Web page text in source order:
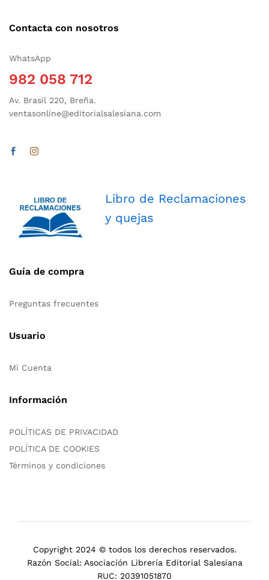
Contacta con nosotros
WhatsApp
982 058 712
Av. Brasil 220, Breña.
ventasonline@editorialsalesiana.com
Libro de Reclamaciones
y quejas
Guía de compra
Preguntas frecuentes
Usuario
Mi Cuenta
Información
POLÍTICAS DE PRIVACIDAD
POLÍTICA DE COOKIES
Términos y condiciones
Copyright 2024 © todos los derechos reservados.
Razón Social: Asociación Librería Editorial Salesiana
RUC: 20391051870